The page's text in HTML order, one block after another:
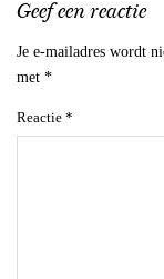
Geef een reactie
Je e-mailadres wordt
met *
Reactie *